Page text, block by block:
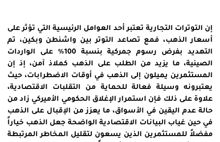
إن التوترات التجارية تعتبر أحد العوامل الرئيسية التي تؤثر على
أسعار الذهب، فمع تصاعد التوتر بين واشنطن وبكين، تم
التهديد بفرض رسوم جمركية بنسبة 100% على الواردات
الصينية، ما يزيد من الطلب على الذهب كملاذ آمن، إذ إن
المستثمرين يميلون إلى الذهب في أوقات الاضطرابات، حيث
يعتبرونه وسيلة فعالة للحماية من التقلبات الاقتصادية،
علاوة على ذلك فإن استمرار الإغلاق الحكومي الأميركي زاد من
حالة عدم اليقين في الأسواق، ما يعزز من الإقبال على الذهب
في حين غياب البيانات الاقتصادية الواضحة جعل الذهب خياراً
مفضلاً للمستثمرين الذين يسعون لتقليل المخاطر المرتبطة